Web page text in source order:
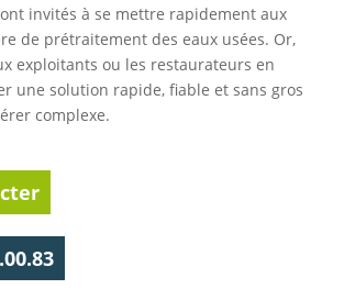
invités à se mettre rapidement aux
de prétraitement des eaux usées. Or,
exploitants ou les restaurateurs en
une solution rapide, fiable et sans gros
complexe.